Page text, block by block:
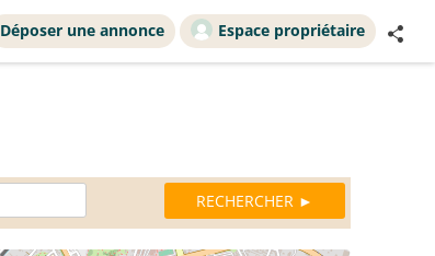
Déposer une annonce Espace propriétaire